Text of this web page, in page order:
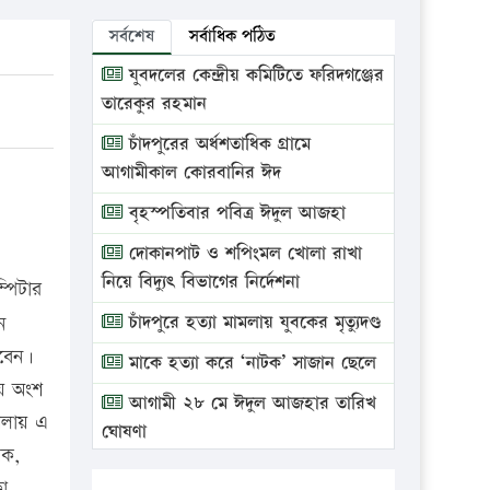
অংশ
এ
সর্বশেষ সর্বাধিক পঠিত
যুবদলের কেন্দ্রীয় কমিটিতে ফরিদগঞ্জের
তারেকুর রহমান
চাঁদপুরের অর্ধশতাধিক গ্রামে
আগামীকাল কোরবানির ঈদ
বৃহস্পতিবার পবিত্র ঈদুল আজহা
দোকানপাট ও শপিংমল খোলা রাখা
নিয়ে বিদ্যুৎ বিভাগের নির্দেশনা
চাঁদপুরে হত্যা মামলায় যুবকের মৃত্যুদণ্ড
মাকে হত্যা করে ‘নাটক’ সাজান ছেলে
আগামী ২৮ মে ঈদুল আজহার তারিখ
ঘোষণা